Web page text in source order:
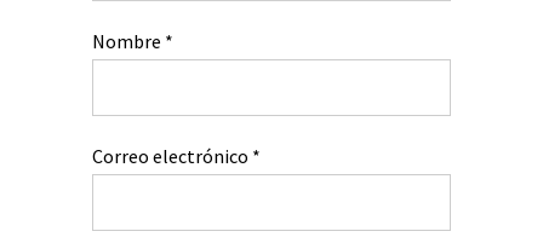
Nombre *
Correo electrónico *